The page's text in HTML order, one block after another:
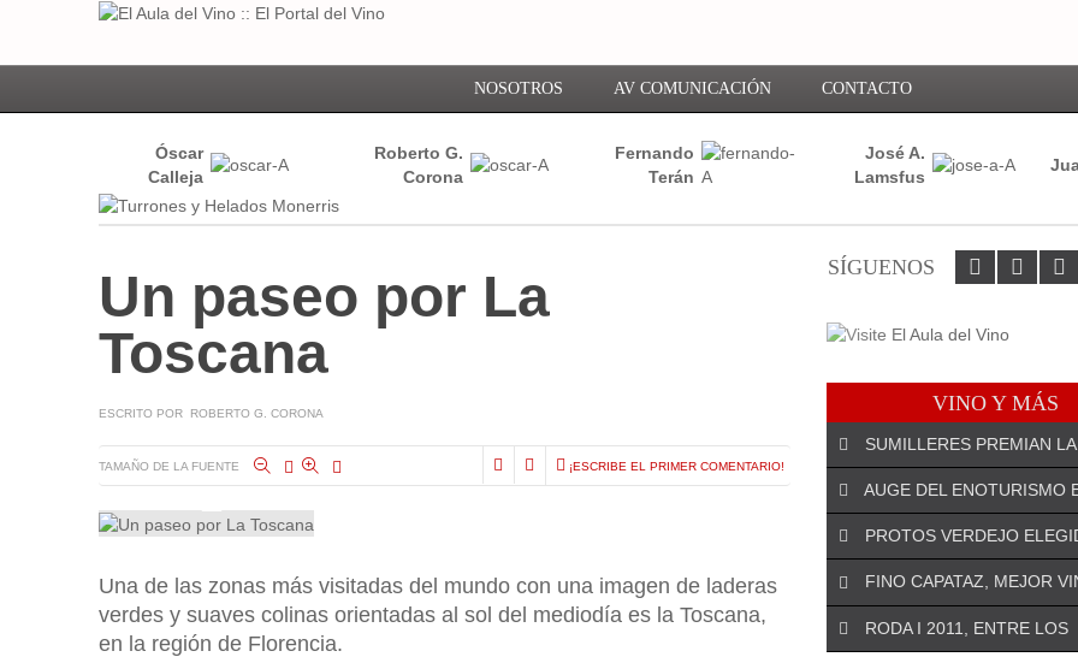
NOSOTROS AV COMUNICACIÓN CONTACTO
Óscar
Calleja
Roberto G.
Corona
Fernando
Terán
José A.
Lamsfus
Un paseo por La
Toscana
ESCRITO POR ROBERTO G. CORONA
TAMAÑO DE LA FUENTE ¡ESCRIBE EL PRIMER COMENTARIO!
Una de las zonas más visitadas del mundo con una imagen de laderas
verdes y suaves colinas orientadas al sol del mediodía es la Toscana,
en la región de Florencia.
SÍGUENOS
VINO Y MÁS
SUMILLERES PREMIAN LA
El especialista riojano José
para ...
AUGE DEL ENOTURISMO
¡DEJA EL PRIMER COMENTARIO!
La Denominación de Origen de
PROTOS VERDEJO
FINO CAPATAZ, MEJOR
RODA I 2011, ENTRE LOS